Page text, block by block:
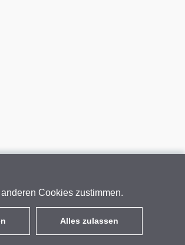
Cookies zustimmen.
Alles zulassen